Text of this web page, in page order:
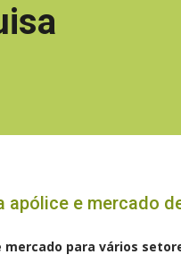
e mercado
mercado para vários